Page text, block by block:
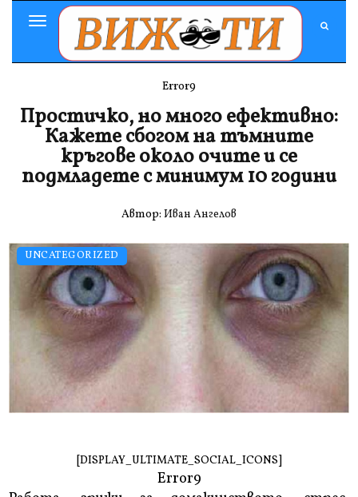
Toggle
Navigation
UNCATEGORIZED
Error9
Простичко, но много ефективно:
Кажете сбогом на тъмните
кръгове около очите и се
подмладете с минимум 10 години
Автор: Иван Ангелов
[DISPLAY_ULTIMATE_SOCIAL_ICONS]
Error9